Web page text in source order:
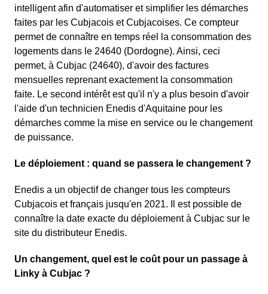
intelligent afin d'automatiser et simplifier les démarches
faites par les Cubjacois et Cubjacoises. Ce compteur
permet de connaître en temps réel la consommation des
logements dans le 24640 (Dordogne). Ainsi, ceci
permet, à Cubjac (24640), d'avoir des factures
mensuelles reprenant exactement la consommation
faite. Le second intérêt est qu'il n'y a plus besoin d'avoir
l'aide d'un technicien Enedis d'Aquitaine pour les
démarches comme la mise en service ou le changement
de puissance.
Le déploiement : quand se passera le changement ?
Enedis a un objectif de changer tous les compteurs
Cubjacois et français jusqu'en 2021. Il est possible de
connaître la date exacte du déploiement à Cubjac sur le
site du distributeur Enedis.
Un changement, quel est le coût pour un passage à
Linky à Cubjac ?